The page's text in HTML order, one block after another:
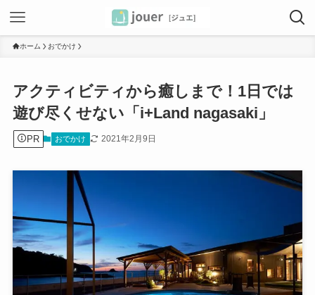
ホーム おでかけ
アクティビティから癒しまで！1日では
遊び尽くせない「i+Land nagasaki」
PR おでかけ 2021年2月9日